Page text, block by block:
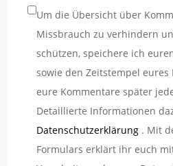
Um die Übersicht über
Missbrauch zu verhindern
schützen, speichere ich
sowie den Zeitstempel
eure Kommentare später
Detaillierte Informationen
Datenschutzerklärung . Mit
Formulars erklärt ihr euch